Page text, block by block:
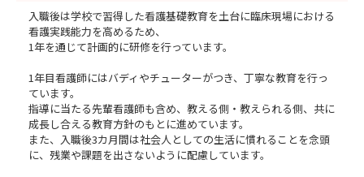
入職後は学校で習得した看護基礎教育を土台に臨床現場における
看護実践能力を高めるため、
1年を通じて計画的に研修を行っています。
1年目看護師にはバディやチューターがつき、丁寧な教育を行っ
ています。
指導に当たる先輩看護師も含め、教える側・教えられる側、共に
成長し合える教育方針のもとに進めています。
また、入職後3カ月間は社会人としての生活に慣れることを念頭
に、残業や課題を出さないように配慮しています。